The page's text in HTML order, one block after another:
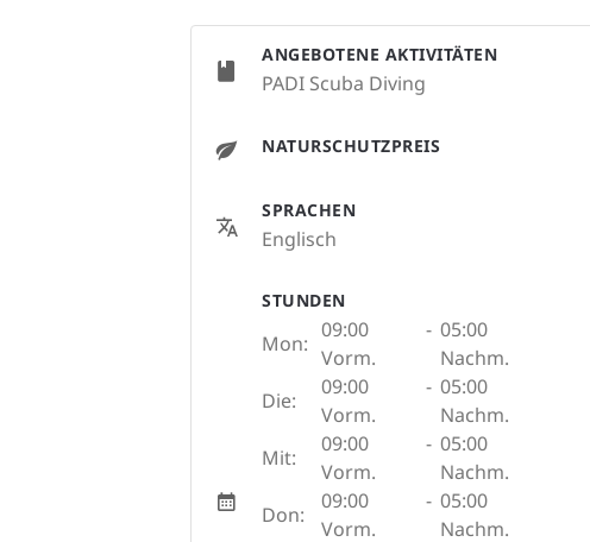
ANGEBOTENE AKTIVITÄTEN
PADI Scuba Diving
NATURSCHUTZPREIS
SPRACHEN
Englisch
STUNDEN
Mon:
09:00
Vorm.
- 05:00
Nachm.
Die:
09:00
Vorm.
- 05:00
Nachm.
Mit:
09:00
Vorm.
- 05:00
Nachm.
Don:
09:00
Vorm.
- 05:00
Nachm.